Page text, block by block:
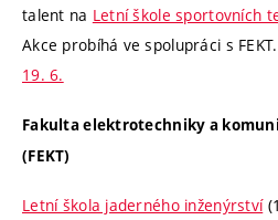
talent na Letní škole sportovních
Akce probíhá ve spolupráci s FEKT.
19. 6.
Fakulta elektrotechniky a
(FEKT)
Letní škola jaderného inženýrství